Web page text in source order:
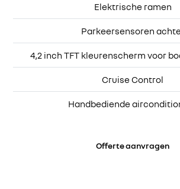
Elektrische ramen
Parkeersensoren
4,2 inch TFT kleurenscherm voor
Cruise Control
Handbediende
Offerte aanvragen